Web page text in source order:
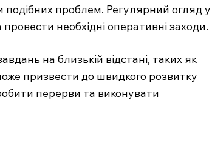
подібних проблем. Регулярний огляд у
необхідні оперативні заходи.
на близькій відстані, таких як
призвести до швидкого розвитку
перерви та виконувати